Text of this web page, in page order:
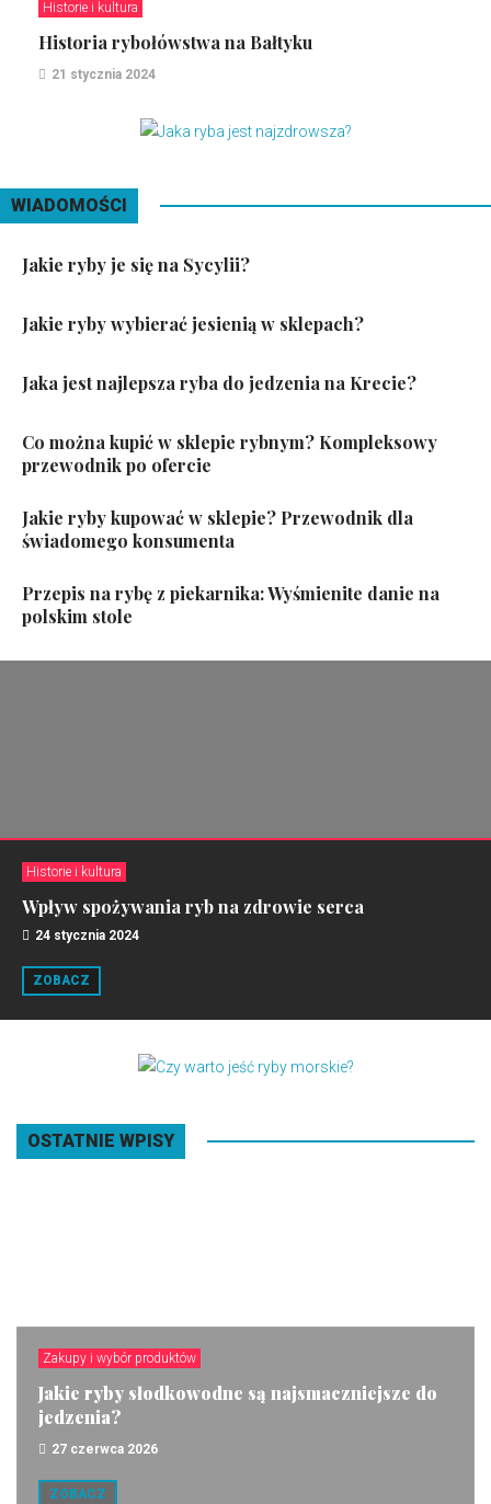
Historie i kultura
Historia rybołówstwa na Bałtyku
21 stycznia 2024
WIADOMOŚCI
Jakie ryby je się na Sycylii?
Jakie ryby wybierać jesienią w sklepach?
Jaka jest najlepsza ryba do jedzenia na Krecie?
Co można kupić w sklepie rybnym? Kompleksowy
przewodnik po ofercie
Jakie ryby kupować w sklepie? Przewodnik dla
świadomego konsumenta
Przepis na rybę z piekarnika: Wyśmienite danie na
polskim stole
Historie i kultura
Wpływ spożywania ryb na zdrowie serca
24 stycznia 2024
ZOBACZ
OSTATNIE WPISY
Zakupy i wybór produktów
Jakie ryby słodkowodne są najsmaczniejsze do
jedzenia?
27 czerwca 2026
ZOBACZ